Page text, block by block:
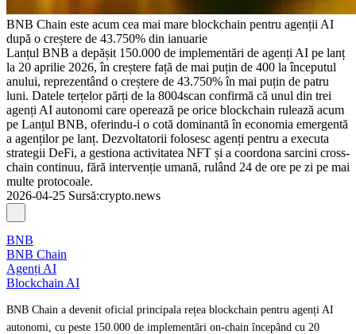
BNB Chain este acum cea mai mare blockchain pentru agenții AI
după o creștere de 43.750% din ianuarie
Lanțul BNB a depășit 150.000 de implementări de agenți AI pe lanț
la 20 aprilie 2026, în creștere față de mai puțin de 400 la începutul
anului, reprezentând o creștere de 43.750% în mai puțin de patru
luni. Datele terțelor părți de la 8004scan confirmă că unul din trei
agenți AI autonomi care operează pe orice blockchain rulează acum
pe Lanțul BNB, oferindu-i o cotă dominantă în economia emergentă
a agenților pe lanț. Dezvoltatorii folosesc agenți pentru a executa
strategii DeFi, a gestiona activitatea NFT și a coordona sarcini cross-
chain continuu, fără intervenție umană, rulând 24 de ore pe zi pe mai
multe protocoale.
2026-04-25 Sursă:crypto.news
BNB
BNB Chain
Agenți AI
Blockchain AI
BNB Chain a devenit oficial principala rețea blockchain pentru agenți AI
autonomi, cu peste 150.000 de implementări on-chain începând cu 20